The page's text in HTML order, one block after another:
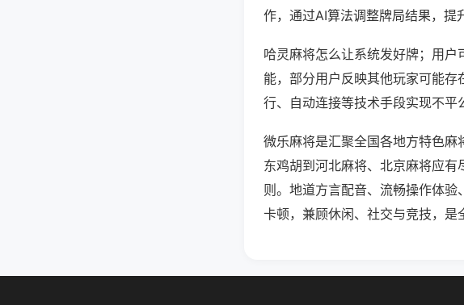
作，通过AI算法调整牌局结果，提
哈灵麻将怎么让系统发好牌；用户
能，部分用户反映其他玩家可能存
行、自动连接等技术手段实现不平
微乐麻将是汇聚全国各地方特色
东鸡胡到河北麻将、北京麻将应
则。地道方言配音、流畅操作体
卡顿，兼顾休闲、社交与竞技，是